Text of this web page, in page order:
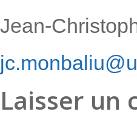
Jean-
Laisser un